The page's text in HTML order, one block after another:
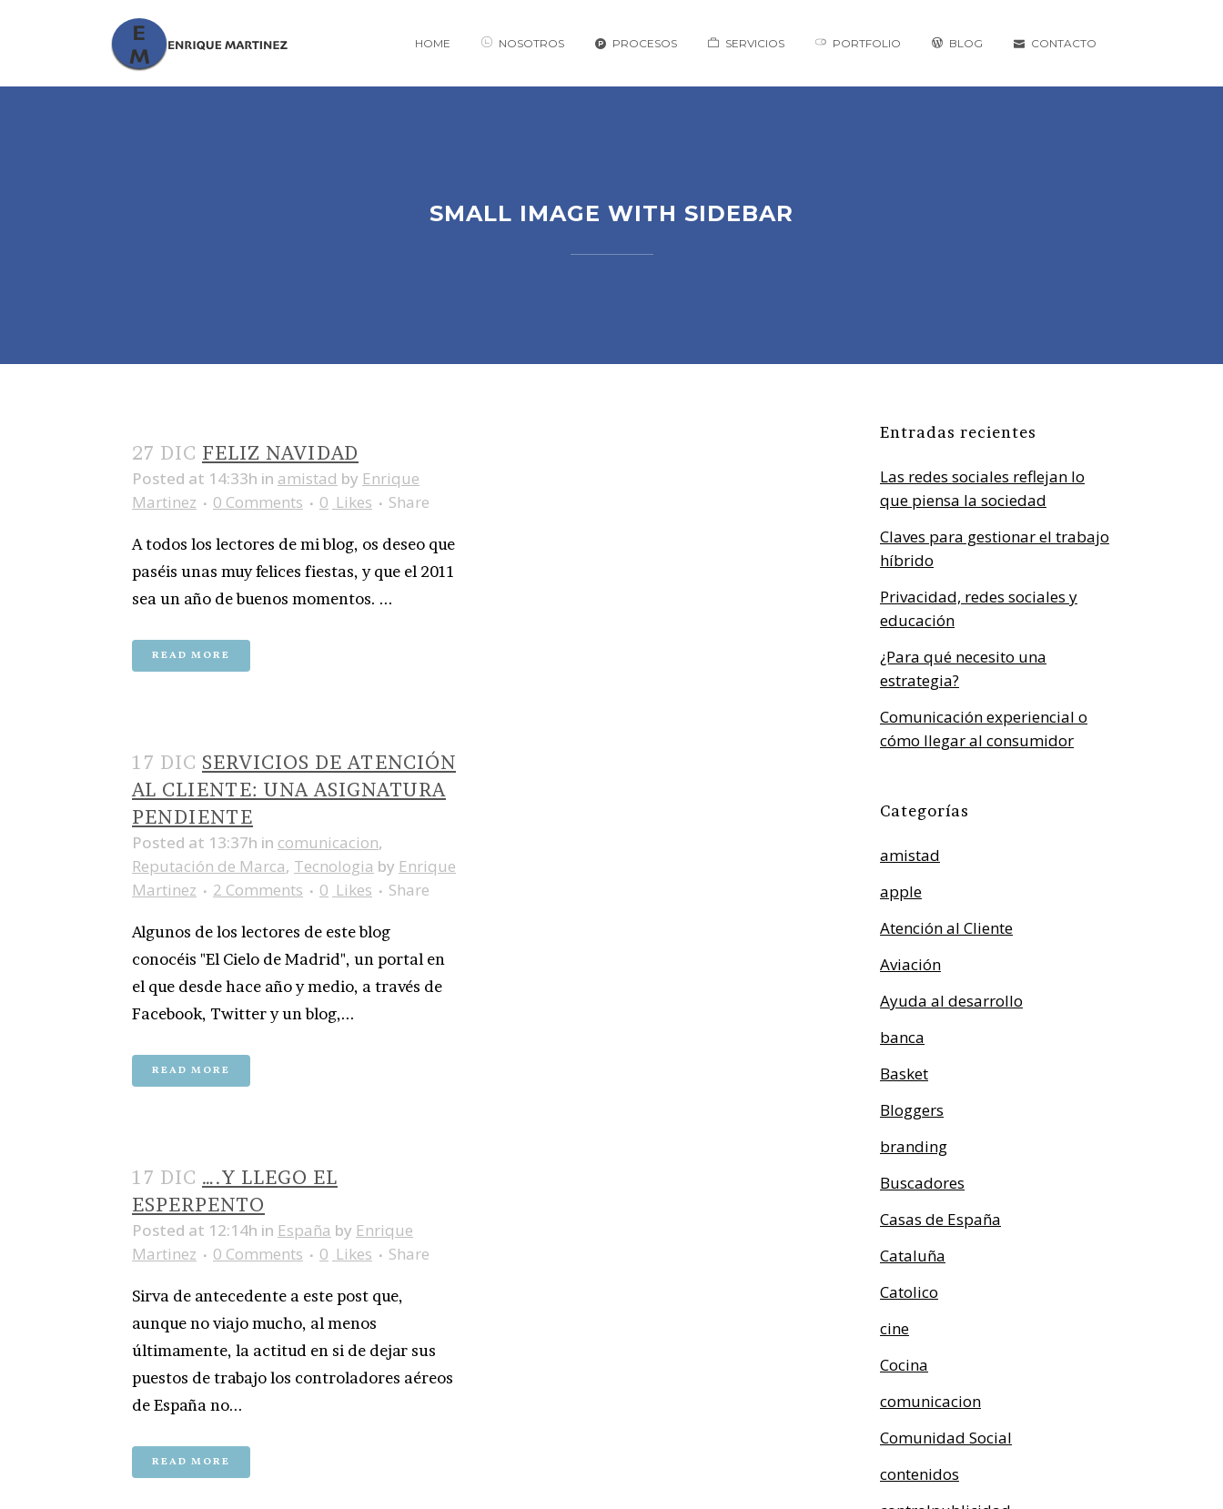
HOME NOSOTROS PROCESOS SERVICIOS PORTFOLIO BLOG CONTACTO
SMALL IMAGE WITH SIDEBAR
27 DIC FELIZ NAVIDAD
Posted at 14:33h in amistad by Enrique
Martinez
0 Comments 0 Likes Share
A todos los lectores de mi blog, os deseo que
paséis unas muy felices fiestas, y que el 2011
sea un año de buenos momentos. ...
READ MORE
17 DIC SERVICIOS DE ATENCIÓN
AL CLIENTE: UNA ASIGNATURA
PENDIENTE
Posted at 13:37h in comunicacion,
Reputación de Marca, Tecnologia by Enrique
Martinez
2 Comments 0 Likes Share
Algunos de los lectores de este blog
conocéis "El Cielo de Madrid", un portal en
el que desde hace año y medio, a través de
Facebook, Twitter y un blog,...
READ MORE
17 DIC ….Y LLEGO EL
ESPERPENTO
Posted at 12:14h in España by Enrique
Martinez
0 Comments 0 Likes Share
Sirva de antecedente a este post que,
aunque no viajo mucho, al menos
últimamente, la actitud en si de dejar sus
puestos de trabajo los controladores aéreos
de España no...
READ MORE
Entradas recientes
Las redes sociales reflejan lo
que piensa la sociedad
Claves para gestionar el trabajo
híbrido
Privacidad, redes sociales y
educación
¿Para qué necesito una
estrategia?
Comunicación experiencial o
cómo llegar al consumidor
Categorías
amistad
apple
Atención al Cliente
Aviación
Ayuda al desarrollo
banca
Basket
Bloggers
branding
Buscadores
Casas de España
Cataluña
Catolico
cine
Cocina
comunicacion
Comunidad Social
contenidos